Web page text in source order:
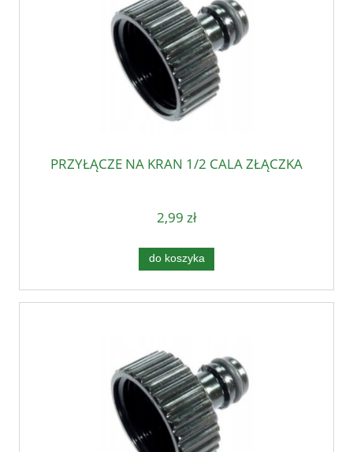
PRZYŁĄCZE NA KRAN 1/2 CALA ZŁĄCZKA
2,99 zł
do koszyka